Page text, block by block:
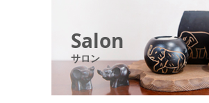
Salon
サロン